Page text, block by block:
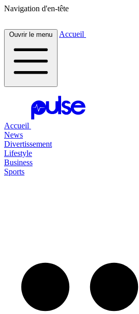
Navigation d'en-tête
Ouvrir le menu Accueil
Accueil
News
Divertissement
Lifestyle
Business
Sports